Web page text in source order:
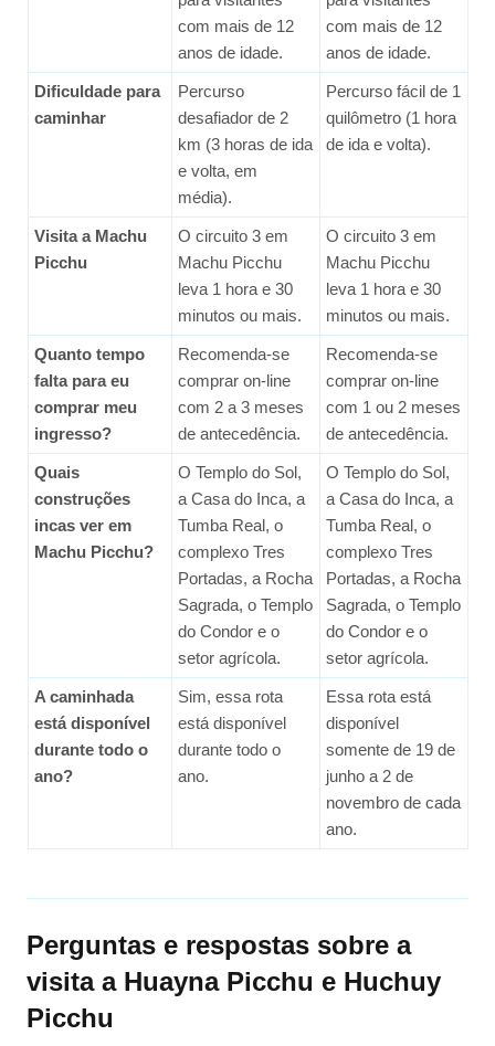
com mais de 12
anos de idade.
com mais de 12
anos de idade.
Dificuldade para
caminhar
Percurso
desafiador de 2
km (3 horas de ida
e volta, em
média).
Percurso fácil de 1
quilômetro (1 hora
de ida e volta).
Visita a Machu
Picchu
O circuito 3 em
Machu Picchu
leva 1 hora e 30
minutos ou mais.
O circuito 3 em
Machu Picchu
leva 1 hora e 30
minutos ou mais.
Quanto tempo
falta para eu
comprar meu
ingresso?
Recomenda-se
comprar on-line
com 2 a 3 meses
de antecedência.
Recomenda-se
comprar on-line
com 1 ou 2 meses
de antecedência.
Quais
construções
incas ver em
Machu Picchu?
O Templo do Sol,
a Casa do Inca, a
Tumba Real, o
complexo Tres
Portadas, a Rocha
Sagrada, o Templo
do Condor e o
setor agrícola.
O Templo do Sol,
a Casa do Inca, a
Tumba Real, o
complexo Tres
Portadas, a Rocha
Sagrada, o Templo
do Condor e o
setor agrícola.
A caminhada
está disponível
durante todo o
ano?
Sim, essa rota
está disponível
durante todo o
ano.
Essa rota está
disponível
somente de 19 de
junho a 2 de
novembro de cada
ano.
Perguntas e respostas sobre a
visita a Huayna Picchu e Huchuy
Picchu